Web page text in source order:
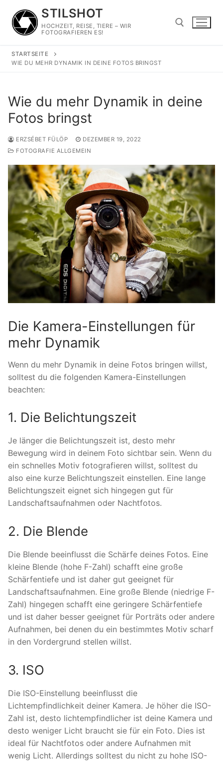
Inhalt
springen
STILSHOT
HOCHZEIT, REISE, TIERE – WIR
FOTOGRAFIEREN ES!
Suchen nach:
STARTSEITE
WIE DU MEHR DYNAMIK IN DEINE FOTOS BRINGST
Wie du mehr Dynamik in deine
Fotos bringst
ERZSÉBET FÜLÖP
DEZEMBER 19, 2022
FOTOGRAFIE ALLGEMEIN
Die Kamera-Einstellungen für
mehr Dynamik
Wenn du mehr Dynamik in deine Fotos bringen willst,
solltest du die folgenden Kamera-Einstellungen
beachten:
1. Die Belichtungszeit
Je länger die Belichtungszeit ist, desto mehr
Bewegung wird in deinem Foto sichtbar sein. Wenn du
ein schnelles Motiv fotografieren willst, solltest du
also eine kurze Belichtungszeit einstellen. Eine lange
Belichtungszeit eignet sich hingegen gut für
Landschaftsaufnahmen oder Nachtfotos.
2. Die Blende
Die Blende beeinflusst die Schärfe deines Fotos. Eine
kleine Blende (hohe F-Zahl) schafft eine große
Schärfentiefe und ist daher gut geeignet für
Landschaftsaufnahmen. Eine große Blende (niedrige F-
Zahl) hingegen schafft eine geringere Schärfentiefe
und ist daher besser geeignet für Porträts oder andere
Aufnahmen, bei denen du ein bestimmtes Motiv scharf
in den Vordergrund stellen willst.
3. ISO
Die ISO-Einstellung beeinflusst die
Lichtempfindlichkeit deiner Kamera. Je höher die ISO-
Zahl ist, desto lichtempfindlicher ist deine Kamera und
desto weniger Licht braucht sie für ein Foto. Dies ist
ideal für Nachtfotos oder andere Aufnahmen mit
wenig Licht. Allerdings solltest du nicht zu hohe ISO-